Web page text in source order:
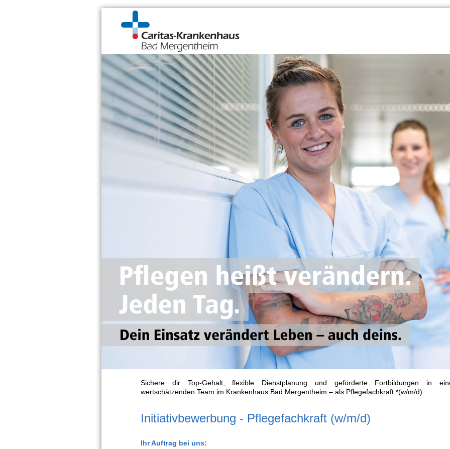
Sichere dir Top-Gehalt, flexible Dienstplanung und geförderte Fortbildungen in
wertschätzenden Team im Krankenhaus Bad Mergentheim – als Pflegefachkraft *(w/m/d)
Initiativbewerbung - Pflegefachkraft (w/m/d)
Ihr Auftrag bei uns: